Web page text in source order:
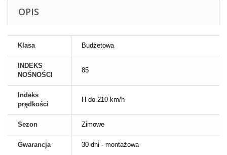
OPIS
Klasa Budżetowa
INDEKS
NOŚNOŚCI
85
Indeks
prędkości
H do 210 km/h
Sezon Zimowe
Gwarancja 30 dni - montażowa